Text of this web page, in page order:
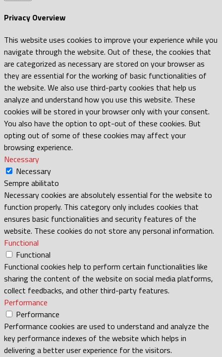
Privacy Overview
This website uses cookies to improve your experience while you
navigate through the website. Out of these, the cookies that
are categorized as necessary are stored on your browser as
they are essential for the working of basic functionalities of
the website. We also use third-party cookies that help us
analyze and understand how you use this website. These
cookies will be stored in your browser only with your consent.
You also have the option to opt-out of these cookies. But
opting out of some of these cookies may affect your
browsing experience.
Necessary
Necessary
Sempre abilitato
Necessary cookies are absolutely essential for the website to
function properly. This category only includes cookies that
ensures basic functionalities and security features of the
website. These cookies do not store any personal information.
Functional
Functional
Functional cookies help to perform certain functionalities like
sharing the content of the website on social media platforms,
collect feedbacks, and other third-party features.
Performance
Performance
Performance cookies are used to understand and analyze the
key performance indexes of the website which helps in
delivering a better user experience for the visitors.